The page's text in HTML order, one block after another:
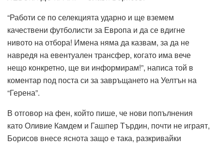
“Работи се по селекцията ударно и ще вземем
качествени футболисти за Европа и да се вдигне
нивото на отбора! Имена няма да казвам, за да не
навредя на евентуален трансфер, когато има вече
нещо конкретно, ще ви информирам!”, написа той в
коментар под поста си за завръщането на Уелтън на
“Герена”.
В отговор на фен, който пише, че нови попълнения
като Оливие Камдем и Гашпер Търдин, почти не играят,
Борисов внесе яснота защо е така, разкривайки